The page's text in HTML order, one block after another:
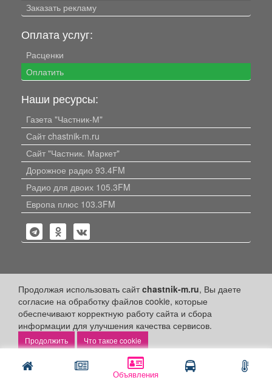
Объявления
Продолжая использовать сайтchastnik-m.ru, Вы даете
согласие на обработку файлов cookie, которые
обеспечивают корректную работу сайта и сбора
информации для улучшения качества сервисов.
Что такое cookie
Заказать рекламу
Оплата услуг:
Расценки
Оплатить
Наши ресурсы:
Газета "Частник-М"
Сайт chastnik-m.ru
Сайт "Частник. Маркет"
Дорожное радио 93.4FM
Радио для двоих 105.3FM
Европа плюс 103.3FM
Политика конфиденциальности
Публикации с пометкой «Реклама», «На правах рекламы»,
«Партнёрский проект» оплачены рекламодателем.
Редакция сайта не несет ответственности за достоверность
объявлениях.
+16 © 2006-2026 ООО "Частник-М"